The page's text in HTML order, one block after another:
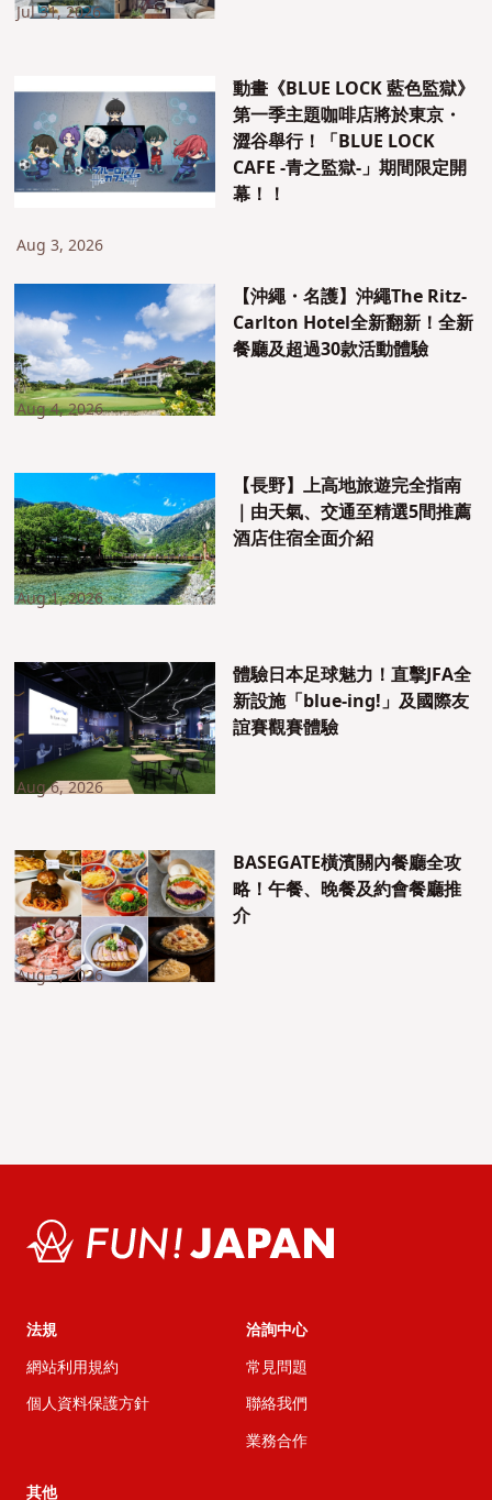
Jul 31, 2026
動畫《BLUE LOCK 藍色監獄》
第一季主題咖啡店將於東京・
澀谷舉行！「BLUE LOCK
CAFE -青之監獄-」期間限定開
幕！！
Aug 3, 2026
【沖繩・名護】沖繩The Ritz-
Carlton Hotel全新翻新！全新
餐廳及超過30款活動體驗
Aug 4, 2026
【長野】上高地旅遊完全指南
｜由天氣、交通至精選5間推薦
酒店住宿全面介紹
Aug 1, 2026
體驗日本足球魅力！直擊JFA全
新設施「blue-ing!」及國際友
誼賽觀賽體驗
Aug 6, 2026
BASEGATE橫濱關內餐廳全攻
略！午餐、晚餐及約會餐廳推
介
Aug 5, 2026
法規
網站利用規約
個人資料保護方針
洽詢中心
常見問題
聯絡我們
業務合作
其他